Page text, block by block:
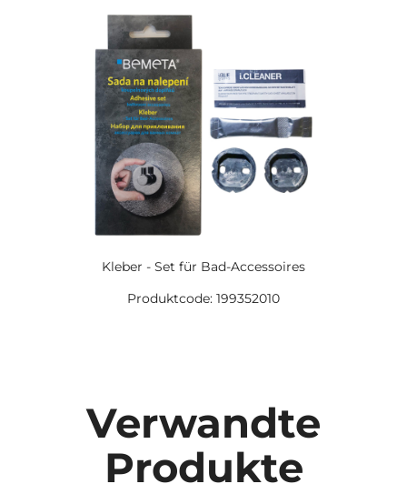
Kleber - Set für Bad-Accessoires
Produktcode: 199352010
Verwandte
Produkte